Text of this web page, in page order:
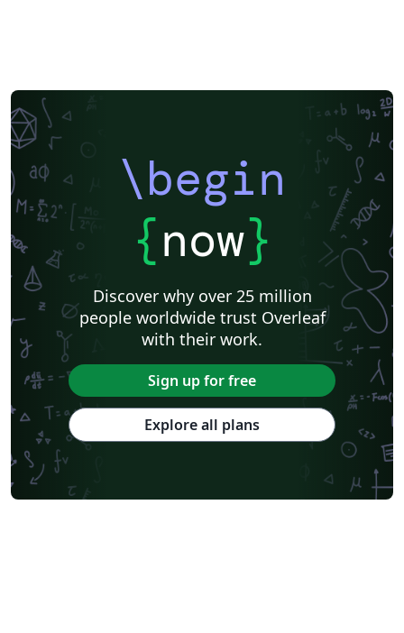
\begin
{now}
Discover why over 25 million
people worldwide trust Overleaf
with their work.
Sign up for free
Explore all plans